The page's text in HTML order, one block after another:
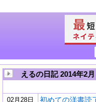
えるの日記 2014年2月
02月28日
初めての洋書読